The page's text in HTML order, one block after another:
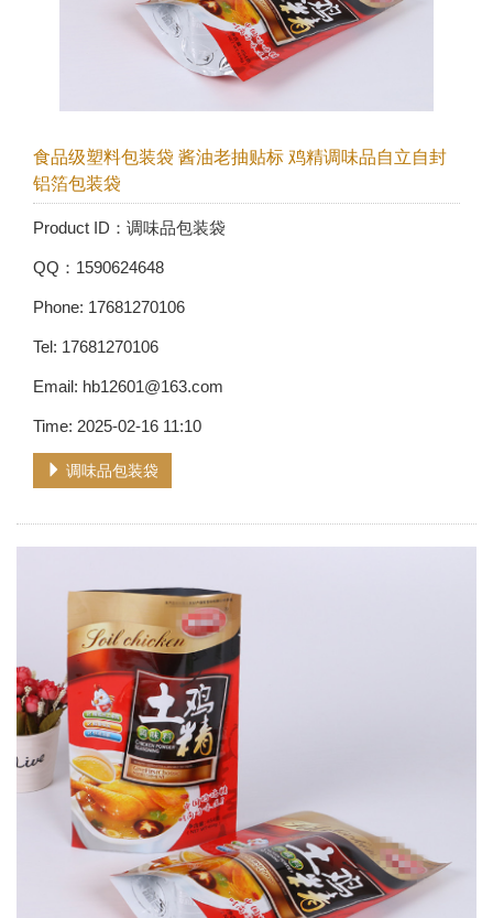
食品级塑料包装袋 酱油老抽贴标 鸡精调味品自立自封
铝箔包装袋
Product ID：调味品包装袋
QQ：1590624648
Phone: 17681270106
Tel: 17681270106
Email: hb12601@163.com
Time: 2025-02-16 11:10
调味品包装袋